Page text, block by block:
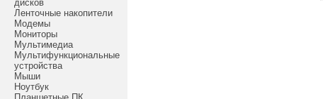
дисков
Ленточные накопители
Модемы
Мониторы
Мультимедиа
Мультифункциональные
устройства
Мыши
Ноутбук